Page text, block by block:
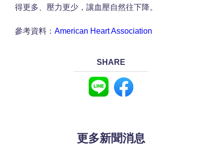
得更多、壓力更少，讓血壓自然往下降。
參考資料： American Heart Association
SHARE
更多新聞消息